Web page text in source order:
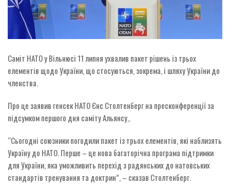
Саміт НАТО у Вільнюсі 11 липня ухвалив пакет рішень із трьох
елементів щодо України, що стосуються, зокрема, і шляху України до
членства.
Про це заявив генсек НАТО Єнс Столтенберг на пресконференції за
підсумком першого дня саміту Альянсу,.
“Сьогодні союзники погодили пакет із трьох елементів, які наблизять
Україну до НАТО. Перше – це нова багаторічна програма підтримки
для України, яка уможливить перехід з радянських до натовських
стандартів тренування та доктрин”, – сказав Столтенберг.